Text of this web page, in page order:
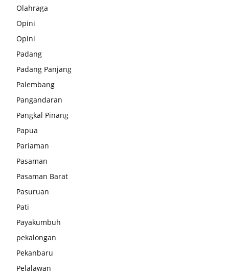
Olahraga
Opini
Opini
Padang
Padang Panjang
Palembang
Pangandaran
Pangkal Pinang
Papua
Pariaman
Pasaman
Pasaman Barat
Pasuruan
Pati
Payakumbuh
pekalongan
Pekanbaru
Pelalawan